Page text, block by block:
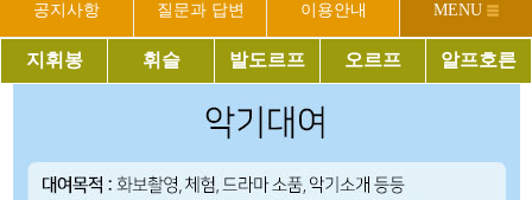
공지사항 질문과 답변 이용안내 MENU
지휘봉 휘슬 발도르프 오르프 알프호른